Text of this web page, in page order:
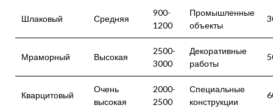
Шлаковый Средняя
900-
1200
Промышленные
объекты
Мраморный Высокая
2500-
3000
Декоративные
работы
Кварцитовый
Очень
высокая
2000-
2500
Специальные
конструкции